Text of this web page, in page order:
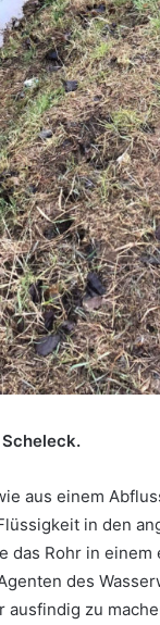
aus einem
in den
das Rohr in
des
zu